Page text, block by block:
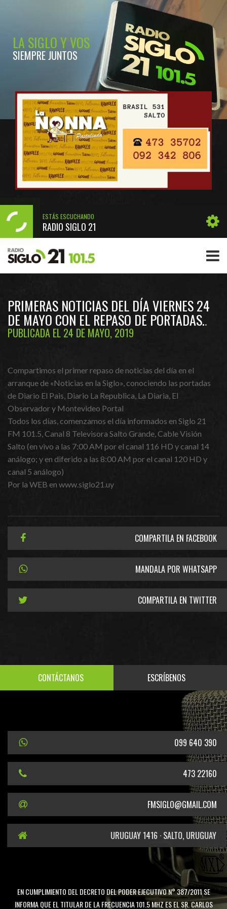
LA SIGLO Y VOS
SIEMPRE JUNTOS
ESTÁS ESCUCHANDO
RADIO SIGLO 21
PRIMERAS NOTICIAS DEL DÍA VIERNES 24
DE MAYO CON EL REPASO DE PORTADAS.
PUBLICADA EL 24 DE MAYO, 2019
Compartimos el primer repaso de noticias del día en el
arranque de «Noticias en la Siglo», conociendo las portadas
de Diario El Pais, Diario La Republica, La Diaria, El
Observador y Montevideo Portal
Todos los días, comenzamos el día informados en Siglo 21
FM 101.5, Canal 8 Televisora Salto Grande, Cable Visión
Salto (en vivo a las 7:00 AM por el canal 116 HD y canal 14
análogo; y en diferido a las 8:00 AM por el canal 120 HD y
canal 5 análogo)
Por la WEB en www.siglo21.uy
COMPARTILA EN FACEBOOK
MANDALA POR WHATSAPP
COMPARTILA EN TWITTER
CONTÁCTANOS ESCRÍBENOS
099 640 390
473 22160
FMSIGLO@GMAIL.COM
URUGUAY 1416 · SALTO, URUGUAY
EN CUMPLIMIENTO DEL DECRETO DEL PODER EJECUTIVO N° 387/2011 SE
INFORMA QUE EL TITULAR DE LA FRECUENCIA 101.5 MHZ ES EL SR. CARLOS